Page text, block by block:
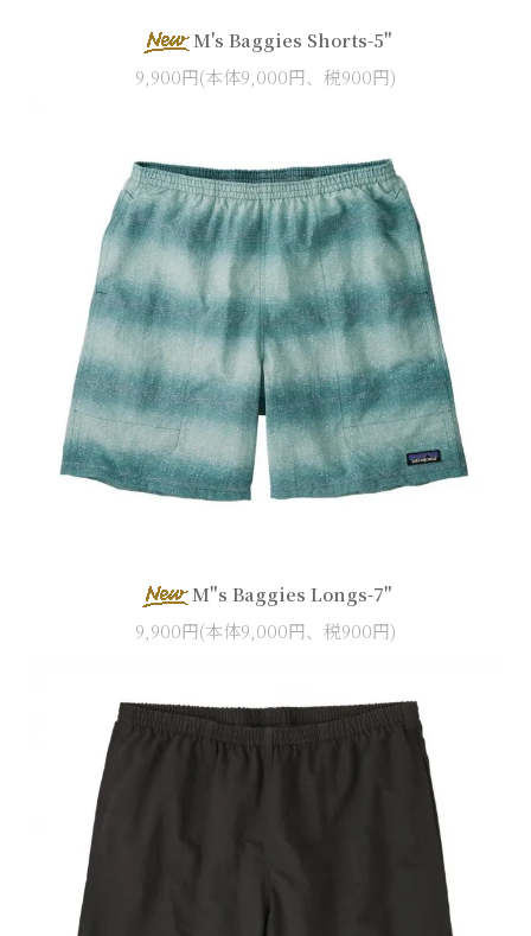
M's Baggies Shorts-5"
9,900円(本体9,000円、税900円)
M"s Baggies Longs-7"
9,900円(本体9,000円、税900円)